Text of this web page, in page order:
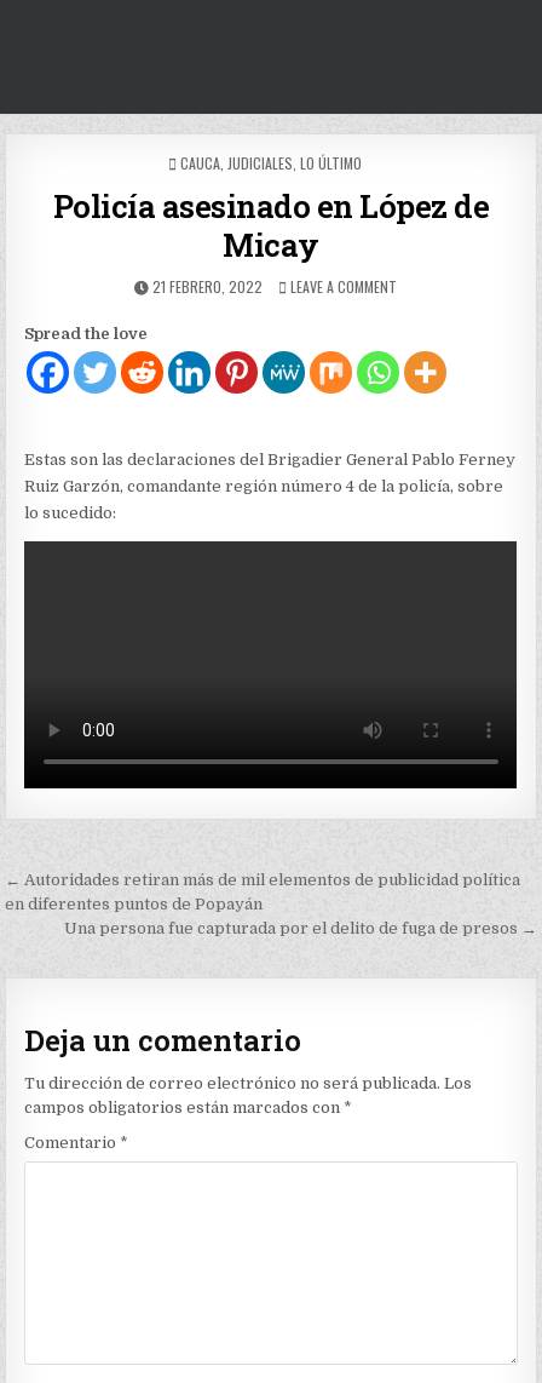
POSTED
CAUCA JUDICIALES LO ÚLTIMO
Policía asesinado en López de
Micay
PUBLISHED
21 FEBRERO, 2022 LEAVE A COMMENTON
LÓPEZ
DE
Spread the love
Estas son las declaraciones del Brigadier General Pablo Ferney
Ruiz Garzón, comandante región número 4 de la policía, sobre
lo sucedido:
Navegación
de
entradas
← Autoridades retiran más de mil elementos de publicidad política
en diferentes puntos de Popayán
Una persona fue capturada por el delito de fuga de presos →
Deja un comentario
Tu dirección de correo electrónico no será publicada. Los
campos obligatorios están marcados con *
Comentario *